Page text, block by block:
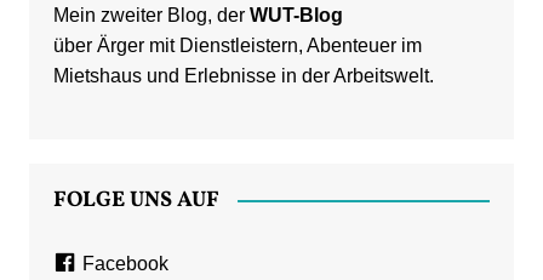
Mein zweiter Blog, der WUT-Blog
über Ärger mit Dienstleistern, Abenteuer im
Mietshaus und Erlebnisse in der Arbeitswelt.
FOLGE UNS AUF
Facebook